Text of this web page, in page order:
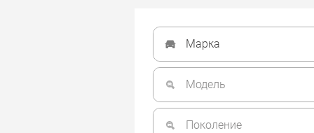
Марка
Модель
Поколение